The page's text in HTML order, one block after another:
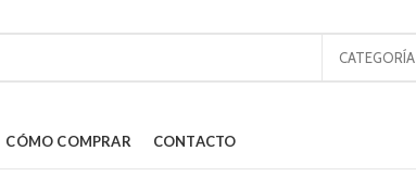
CATEGORÍA
CÓMO COMPRAR CONTACTO